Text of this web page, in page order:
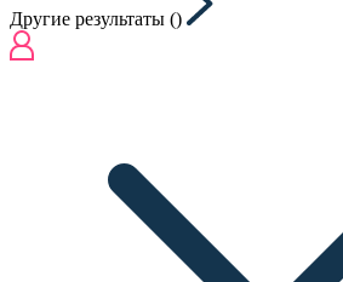
Другие результаты ()